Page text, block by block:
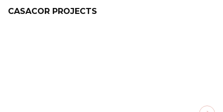
CASACOR PROJECTS